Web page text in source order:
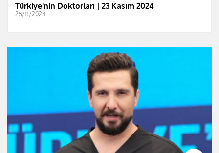
Türkiye'nin Doktorları | 23 Kasım 2024
25/11/2024